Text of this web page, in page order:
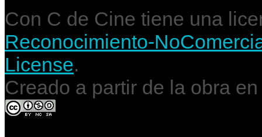
Con C de Cine tiene una
Reconocimiento-
License.
Creado a partir de la obra